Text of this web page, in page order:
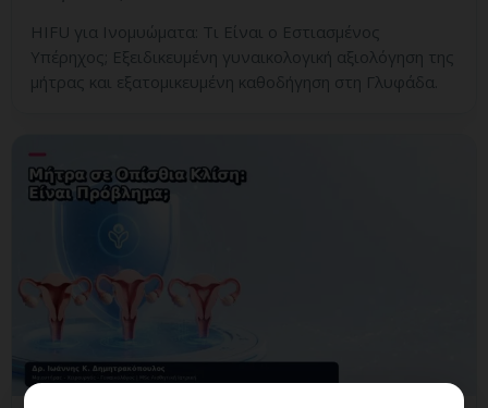
HIFU για Ινομυώματα: Τι Είναι ο Εστιασμένος
Υπέρηχος; Εξειδικευμένη γυναικολογική αξιολόγηση της
μήτρας και εξατομικευμένη καθοδήγηση στη Γλυφάδα.